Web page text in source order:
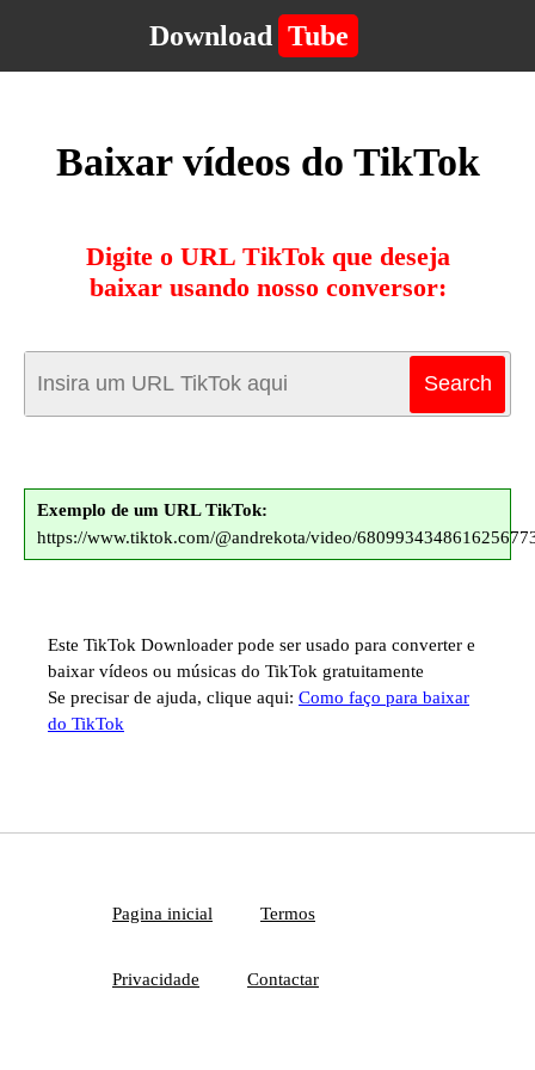
Download Tube
Baixar vídeos do TikTok
Digite o URL TikTok que deseja
baixar usando nosso conversor:
Exemplo de um URL TikTok:
https://www.tiktok.com/@andrekota/video/
Este TikTok Downloader pode ser usado para converter e
baixar vídeos ou músicas do TikTok gratuitamente
Se precisar de ajuda, clique aqui: Como faço para baixar
do TikTok
Pagina inicial Termos
Privacidade Contactar